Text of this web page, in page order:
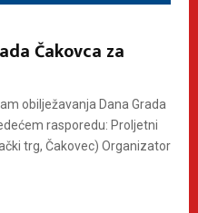
Čakovca za
obilježavanja Dana Grada
rasporedu: Proljetni
trg, Čakovec) Organizator